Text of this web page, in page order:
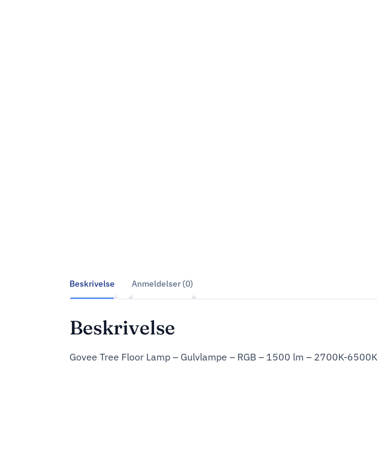
Beskrivelse Anmeldelser (0)
Beskrivelse
Govee Tree Floor Lamp – Gulvlampe – RGB – 1500 lm – 2700K-6500K